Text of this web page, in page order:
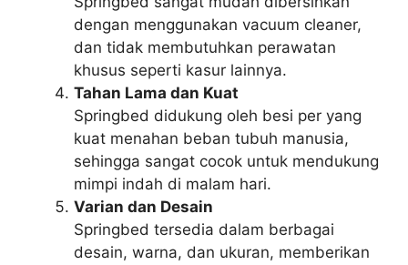
dengan menggunakan vacuum cleaner,
dan tidak membutuhkan perawatan
khusus seperti kasur lainnya.
Tahan Lama dan Kuat
Springbed didukung oleh besi per yang
kuat menahan beban tubuh manusia,
sehingga sangat cocok untuk mendukung
mimpi indah di malam hari.
Varian dan Desain
Springbed tersedia dalam berbagai
desain, warna, dan ukuran, memberikan